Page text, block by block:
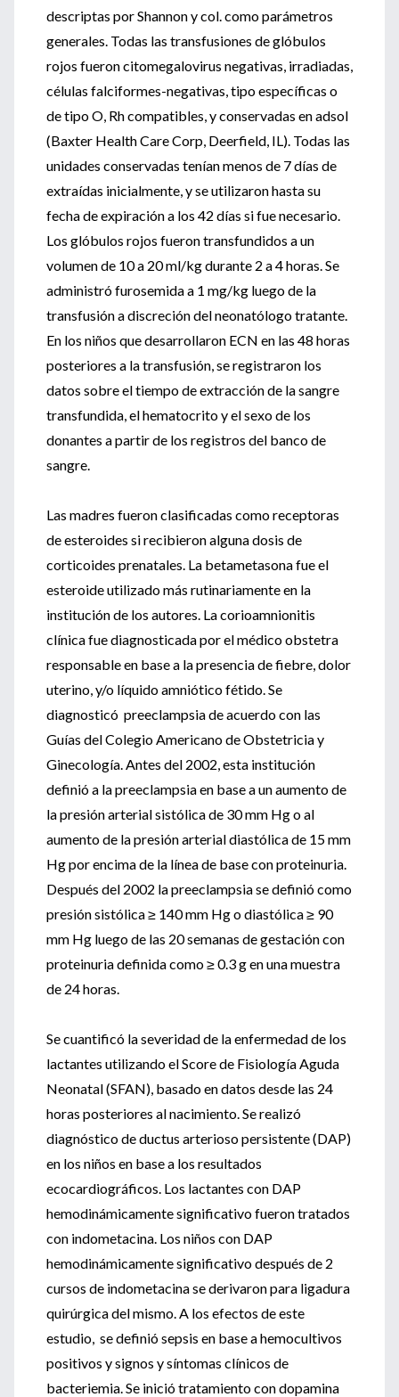
descriptas por Shannon y col. como parámetros
generales. Todas las transfusiones de glóbulos
rojos fueron citomegalovirus negativas, irradiadas,
células falciformes-negativas, tipo específicas o
de tipo O, Rh compatibles, y conservadas en adsol
(Baxter Health Care Corp, Deerfield, IL). Todas las
unidades conservadas tenían menos de 7 días de
extraídas inicialmente, y se utilizaron hasta su
fecha de expiración a los 42 días si fue necesario.
Los glóbulos rojos fueron transfundidos a un
volumen de 10 a 20 ml/kg durante 2 a 4 horas. Se
administró furosemida a 1 mg/kg luego de la
transfusión a discreción del neonatólogo tratante.
En los niños que desarrollaron ECN en las 48 horas
posteriores a la transfusión, se registraron los
datos sobre el tiempo de extracción de la sangre
transfundida, el hematocrito y el sexo de los
donantes a partir de los registros del banco de
sangre.
Las madres fueron clasificadas como receptoras
de esteroides si recibieron alguna dosis de
corticoides prenatales. La betametasona fue el
esteroide utilizado más rutinariamente en la
institución de los autores. La corioamnionitis
clínica fue diagnosticada por el médico obstetra
responsable en base a la presencia de fiebre, dolor
uterino, y/o líquido amniótico fétido. Se
diagnosticó preeclampsia de acuerdo con las
Guías del Colegio Americano de Obstetricia y
Ginecología. Antes del 2002, esta institución
definió a la preeclampsia en base a un aumento de
la presión arterial sistólica de 30 mm Hg o al
aumento de la presión arterial diastólica de 15 mm
Hg por encima de la línea de base con proteinuria.
Después del 2002 la preeclampsia se definió como
presión sistólica ≥ 140 mm Hg o diastólica ≥ 90
mm Hg luego de las 20 semanas de gestación con
proteinuria definida como ≥ 0.3 g en una muestra
de 24 horas.
Se cuantificó la severidad de la enfermedad de los
lactantes utilizando el Score de Fisiología Aguda
Neonatal (SFAN), basado en datos desde las 24
horas posteriores al nacimiento. Se realizó
diagnóstico de ductus arterioso persistente (DAP)
en los niños en base a los resultados
ecocardiográficos. Los lactantes con DAP
hemodinámicamente significativo fueron tratados
con indometacina. Los niños con DAP
hemodinámicamente significativo después de 2
cursos de indometacina se derivaron para ligadura
quirúrgica del mismo. A los efectos de este
estudio, se definió sepsis en base a hemocultivos
positivos y signos y síntomas clínicos de
bacteriemia. Se inició tratamiento con dopamina